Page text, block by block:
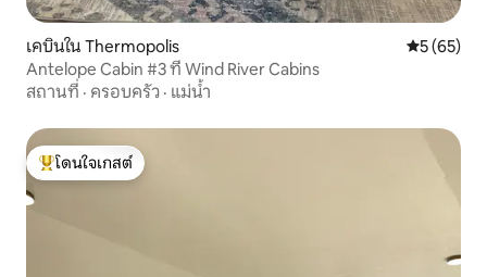
เคบินใน Thermopolis คะแนนเฉลี่
5 (65)
Antelope Cabin #3 ที่ Wind River Cabins
สถานที่ · ครอบครัว · แม่น้ำ
โดนใจเกสต์ที่สุด
โดนใจเกสต์